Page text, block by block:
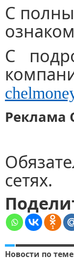
С
С
Реклама
сетях.
1
Новости по